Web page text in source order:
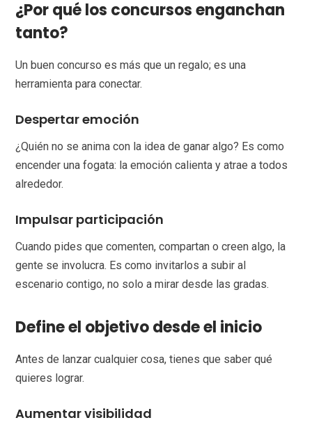
¿Por qué los concursos enganchan
tanto?
Un buen concurso es más que un regalo; es una
herramienta para conectar.
Despertar emoción
¿Quién no se anima con la idea de ganar algo? Es como
encender una fogata: la emoción calienta y atrae a todos
alrededor.
Impulsar participación
Cuando pides que comenten, compartan o creen algo, la
gente se involucra. Es como invitarlos a subir al
escenario contigo, no solo a mirar desde las gradas.
Define el objetivo desde el inicio
Antes de lanzar cualquier cosa, tienes que saber qué
quieres lograr.
Aumentar visibilidad